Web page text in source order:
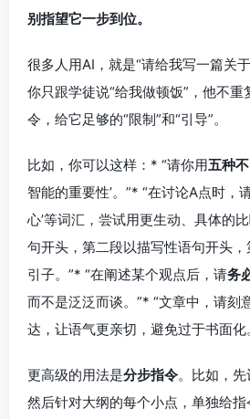
别指望它一步到位。
很多人用AI，就是“请给我写一篇关
你只跟学徒说“给我做顿饭”，他不
令，给它足够的“限制”和“引导”。
比如，你可以这样：* “请你用五种
智能的重要性’。”* “在讨论A点时，
心’等词汇，尝试用更生动、具体的
句开头，第二段以描写性语句开头
引子。”* “在阐述某个观点后，请务
而不是泛泛而谈。”* “文章中，请刻
达，让语气更亲切，避免过于书面化
更高级的用法是分步指令。比如，先
然后针对大纲的每个小点，单独给